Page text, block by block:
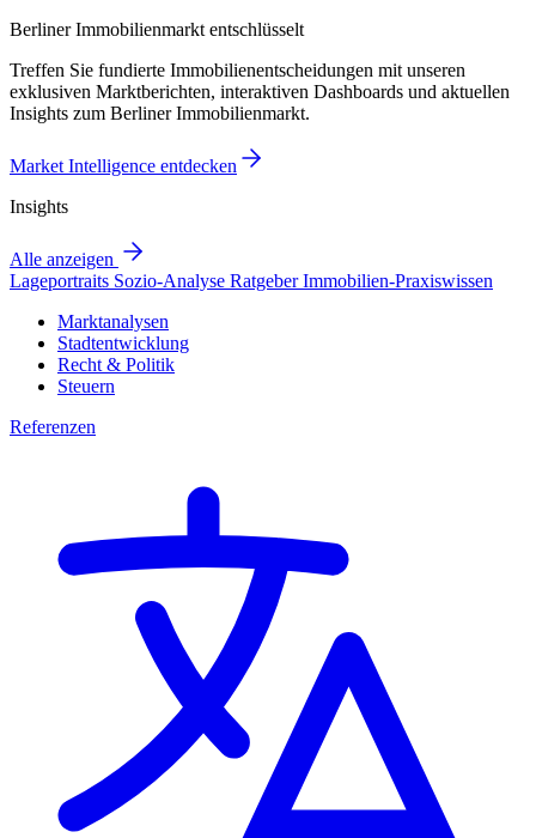
Berliner Immobilienmarkt entschlüsselt
Treffen Sie fundierte Immobilienentscheidungen mit unseren
exklusiven Marktberichten, interaktiven Dashboards und aktuellen
Insights zum Berliner Immobilienmarkt.
Market Intelligence entdecken
Insights
Alle anzeigen
Lageportraits Sozio-Analyse RatgeberImmobilien-Praxiswissen
Marktanalysen
Stadtentwicklung
Recht & Politik
Steuern
Referenzen